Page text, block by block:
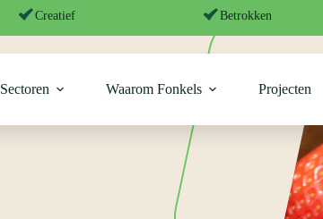
Creatief Betrokken
Sectoren Waarom Fonkels Projecten